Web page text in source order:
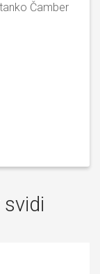
Čamber